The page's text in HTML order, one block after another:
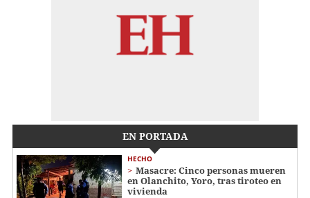
EN PORTADA
HECHO
Masacre: Cinco personas mueren
en Olanchito, Yoro, tras tiroteo en
vivienda